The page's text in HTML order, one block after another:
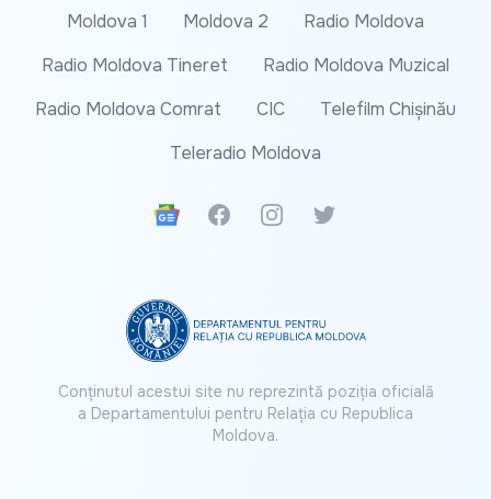
Moldova 1 Moldova 2
Radio Moldova
Radio Moldova Tineret
Radio Moldova Muzical
Radio Moldova Comrat
CIC
Telefilm Chișinău
Teleradio Moldova
Google News
FacebookInstagramTwitter
Conținutul acestui site nu reprezintă poziția oficială
a Departamentului pentru Relația cu Republica
Moldova.